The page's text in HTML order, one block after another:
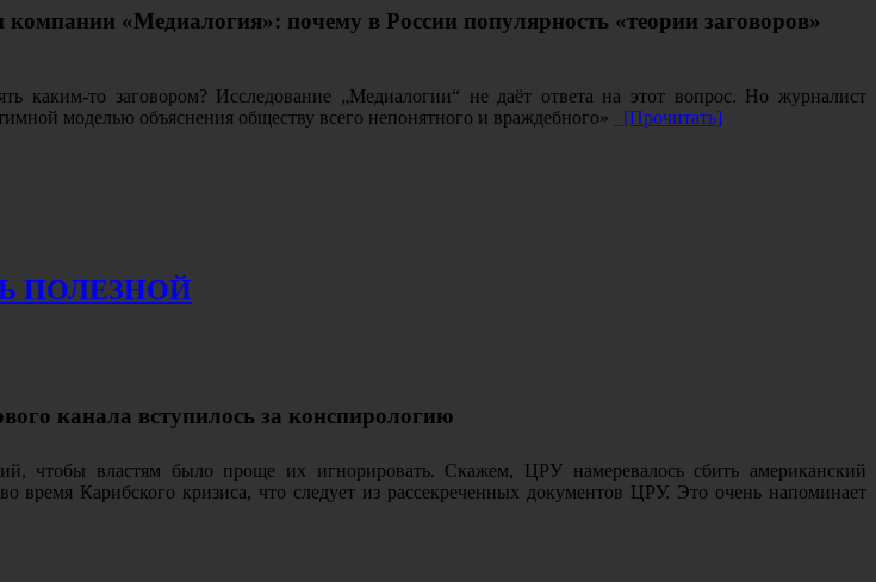
компании «Медиалогия»: почему в России популярность «теории заговоров»
каким-то заговором? Исследование „Медиалогии“ не даёт ответа на этот вопрос. Но журналист
моделью объяснения обществу всего непонятного и враждебного»
[Прочитать]
ПОЛЕЗНОЙ
канала вступилось за конспирологию
чтобы властям было проще их игнорировать. Скажем, ЦРУ намеревалось сбить американский
время Карибского кризиса, что следует из рассекреченных документов ЦРУ. Это очень напоминает